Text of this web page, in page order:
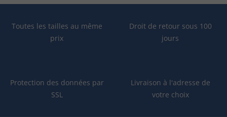
Toutes les tailles au même
prix
Droit de retour sous 100
jours
Protection des données par
SSL
Livraison à l'adresse de
votre choix